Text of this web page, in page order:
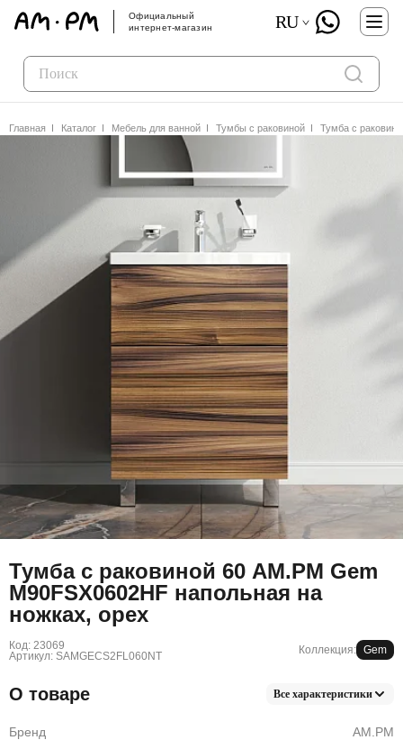
Официальный
интернет-магазин
RU
Главная Каталог Мебель для ванной Тумбы с раковиной Тумба с
Тумба с раковиной 60 AM.PM Gem
M90FSX0602HF напольная на
ножках, орех
Код: 23069
Артикул: SAMGECS2FL060NT
Коллекция: Gem
О товаре Все характеристики
Бренд AM.PM